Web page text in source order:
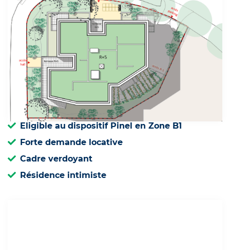
Eligible au dispositif Pinel en Zone B1
Forte demande locative
Cadre verdoyant
Résidence intimiste